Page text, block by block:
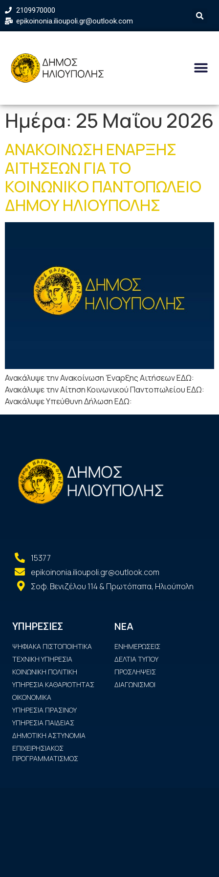
2109970000
epikoinonia.ilioupoli.gr@outlook.com
Ημέρα: 25 Μαΐου 2026
ΑΝΑΚΟΙΝΩΣΗ ΕΝΑΡΞΗΣ
ΑΙΤΗΣΕΩΝ ΓΙΑ ΤΟ
ΚΟΙΝΩΝΙΚO ΠΑΝΤΟΠΩΛΕΙΟ
ΔΗΜΟΥ ΗΛΙΟΥΠΟΛΗΣ
Ανακάλυψε την Ανακοίνωση Έναρξης Αιτήσεων ΕΔΩ:
Ανακάλυψε την Αίτηση Κοινωνικού Παντοπωλείου ΕΔΩ:
Ανακάλυψε Υπεύθυνη Δήλωση ΕΔΩ:
15377
epikoinonia.ilioupoli.gr@outlook.com
Σοφ. Βενιζέλου 114 & Πρωτόπαπα, Ηλιούπολη
ΥΠΗΡΕΣΙΕΣ
ΨΗΦΙΑΚΑ ΠΙΣΤΟΠΟΙΗΤΙΚΑ
ΤΕΧΝΙΚΗ ΥΠΗΡΕΣΙΑ
ΚΟΙΝΩΝΙΚΗ ΠΟΛΙΤΙΚΗ
ΥΠΗΡΕΣΙΑ ΚΑΘΑΡΙΟΤΗΤΑΣ
ΟΙΚΟΝΟΜΙΚΑ
ΥΠΗΡΕΣΙΑ ΠΡΑΣΙΝΟΥ
ΥΠΗΡΕΣΙΑ ΠΑΙΔΕΙΑΣ
ΔΗΜΟΤΙΚΗ ΑΣΤΥΝΟΜΙΑ
ΕΠΙΧΕΙΡΗΣΙΑΚΟΣ
ΠΡΟΓΡΑΜΜΑΤΙΣΜΟΣ
ΝΕΑ
ΕΝΗΜΕΡΩΣΕΙΣ
ΔΕΛΤΙΑ ΤΥΠΟΥ
ΠΡΟΣΛΗΨΕΙΣ
ΔΙΑΓΩΝΙΣΜΟΙ